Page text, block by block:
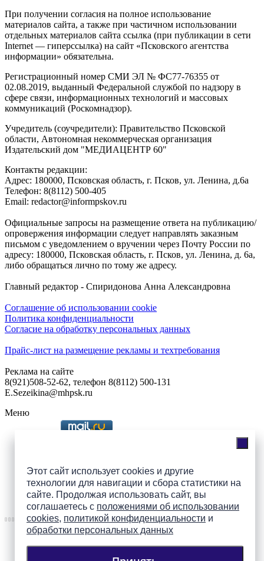
Этот сайт использует cookies и другие
технологии для навигации и сбора статистики на
сайте. Продолжая использовать сайт, вы
соглашаетесь с положениями об использовании
cookies, политикой конфиденциальности и
обработки персональных данных
При получении согласия на полное использование
материалов сайта, а также при частичном использовании
отдельных материалов сайта ссылка (при публикации в сети
Internet — гиперссылка) на сайт «Псковского агентства
информации» обязательна.
Регистрационный номер СМИ ЭЛ № ФС77-76355 от
02.08.2019, выданный Федеральной службой по надзору в
сфере связи, информационных технологий и массовых
коммуникаций (Роскомнадзор).
Учредитель (соучредители): Правительство Псковской
области, Автономная некоммерческая организация
Издательский дом "МЕДИАЦЕНТР 60"
Контакты редакции:
Адреc: 180000, Псковская область, г. Псков, ул. Ленина, д.6а
Телефон: 8(8112) 500-405
Email: redactor@informpskov.ru
Официальные запросы на размещение ответа на публикацию/
опровержения информации следует направлять заказным
письмом с уведомлением о вручении через Почту России по
адресу: 180000, Псковская область, г. Псков, ул. Ленина, д. 6а,
либо обращаться лично по тому же адресу.
Главный редактор - Спиридонова Анна Александровна
Соглашение об использовании cookie
Политика конфиденциальности
Согласие на обработку персональных данных
Прайс-лист на размещение рекламы и техтребования
Реклама на сайте
8(921)508-52-62, телефон 8(8112) 500-131
E.Sezeikina@mhpsk.ru
Меню
Подпишись на группы
ПАИ в соцсетях!